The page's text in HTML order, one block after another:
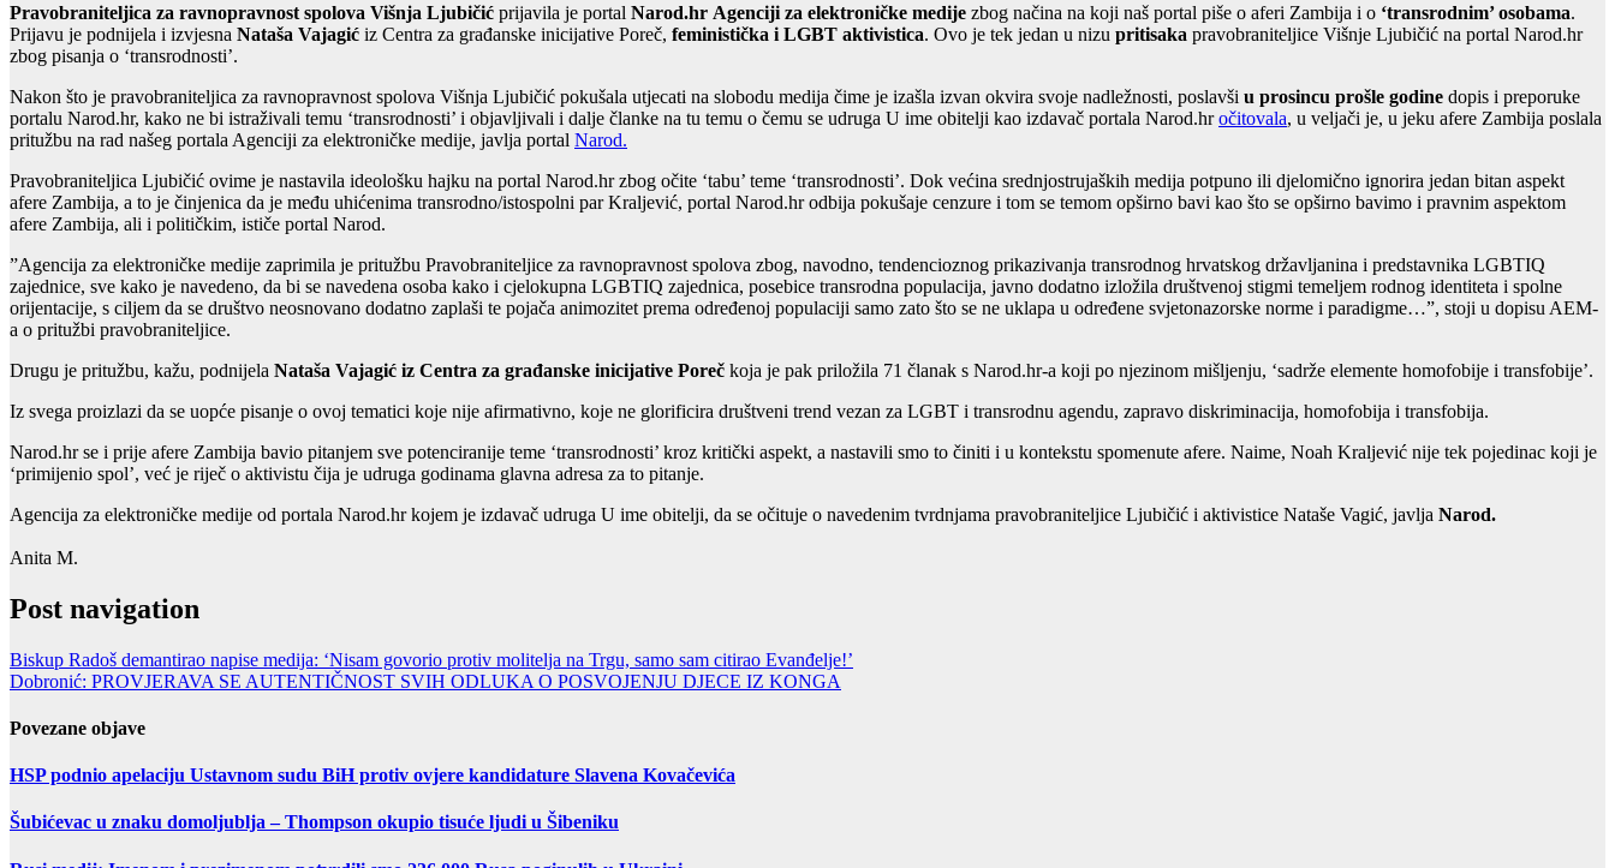
Pravobraniteljica za ravnopravnost spolova Višnja Ljubičić prijavila je portal Narod.hr Agenciji za elektroničke medije zbog načina na koji naš portal piše o aferi Zambija i o ‘transrodnim’ osobama.
Prijavu je podnijela i izvjesna Nataša Vajagić iz Centra za građanske inicijative Poreč, feministička i LGBT aktivistica. Ovo je tek jedan u nizu pritisaka pravobraniteljice Višnje Ljubičić na portal Narod.hr
zbog pisanja o ‘transrodnosti’.
Nakon što je pravobraniteljica za ravnopravnost spolova Višnja Ljubičić pokušala utjecati na slobodu medija čime je izašla izvan okvira svoje nadležnosti, poslavši u prosincu prošle godine dopis i preporuke
portalu Narod.hr, kako ne bi istraživali temu ‘transrodnosti’ i objavljivali i dalje članke na tu temu o čemu se udruga U ime obitelji kao izdavač portala Narod.hročitovala, u veljači je, u jeku afere Zambija poslala
pritužbu na rad našeg portala Agenciji za elektroničke medije, javlja portal Narod.
Pravobraniteljica Ljubičić ovime je nastavila ideološku hajku na portal Narod.hr zbog očite ‘tabu’ teme ‘transrodnosti’. Dok većina srednjostrujaških medija potpuno ili djelomično ignorira jedan bitan aspekt
afere Zambija, a to je činjenica da je među uhićenima transrodno/istospolni par Kraljević, portal Narod.hr odbija pokušaje cenzure i tom se temom opširno bavi kao što se opširno bavimo i pravnim aspektom
afere Zambija, ali i političkim, ističe portal Narod.
”Agencija za elektroničke medije zaprimila je pritužbu Pravobraniteljice za ravnopravnost spolova zbog, navodno, tendencioznog prikazivanja transrodnog hrvatskog državljanina i predstavnika LGBTIQ
zajednice, sve kako je navedeno, da bi se navedena osoba kako i cjelokupna LGBTIQ zajednica, posebice transrodna populacija, javno dodatno izložila društvenoj stigmi temeljem rodnog identiteta i spolne
orijentacije, s ciljem da se društvo neosnovano dodatno zaplaši te pojača animozitet prema određenoj populaciji samo zato što se ne uklapa u određene svjetonazorske norme i paradigme…”, stoji u dopisu AEM-
a o pritužbi pravobraniteljice.
Drugu je pritužbu, kažu, podnijela Nataša Vajagić iz Centra za građanske inicijative Poreč koja je pak priložila 71 članak s Narod.hr-a koji po njezinom mišljenju, ‘sadrže elemente homofobije i transfobije’.
Iz svega proizlazi da se uopće pisanje o ovoj tematici koje nije afirmativno, koje ne glorificira društveni trend vezan za LGBT i transrodnu agendu, zapravo diskriminacija, homofobija i transfobija.
Narod.hr se i prije afere Zambija bavio pitanjem sve potenciranije teme ‘transrodnosti’ kroz kritički aspekt, a nastavili smo to činiti i u kontekstu spomenute afere. Naime, Noah Kraljević nije tek pojedinac koji je
‘primijenio spol’, već je riječ o aktivistu čija je udruga godinama glavna adresa za to pitanje.
Agencija za elektroničke medije od portala Narod.hr kojem je izdavač udruga U ime obitelji, da se očituje o navedenim tvrdnjama pravobraniteljice Ljubičić i aktivistice Nataše Vagić, javlja Narod.
Anita M.
Post navigation
Biskup Radoš demantirao napise medija: ‘Nisam govorio protiv molitelja na Trgu, samo sam citirao Evanđelje!’
Dobronić: PROVJERAVA SE AUTENTIČNOST SVIH ODLUKA O POSVOJENJU DJECE IZ KONGA
Povezane objave
HSP podnio apelaciju Ustavnom sudu BiH protiv ovjere kandidature Slavena Kovačevića
Šubićevac u znaku domoljublja – Thompson okupio tisuće ljudi u Šibeniku